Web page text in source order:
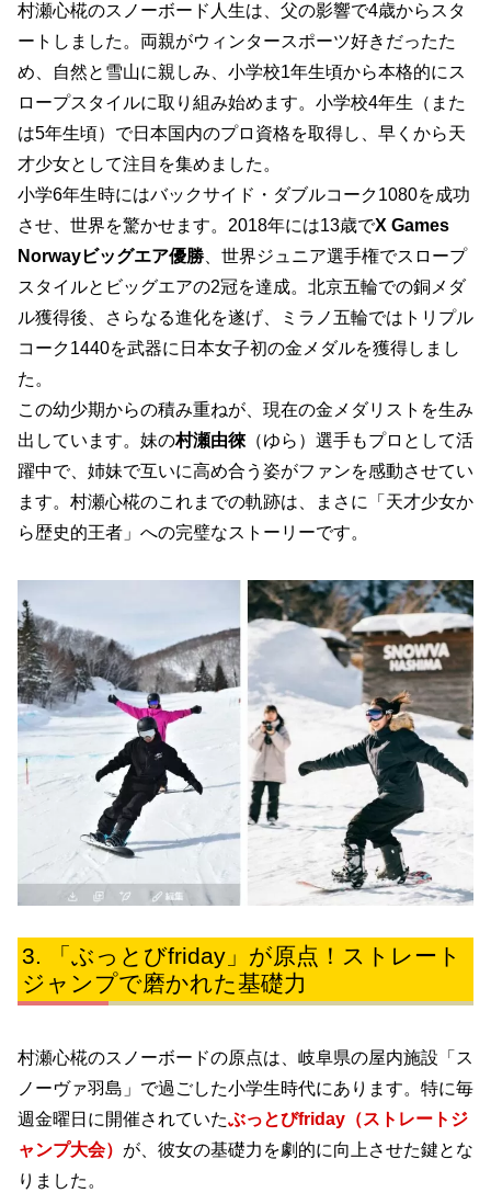
村瀬心椛のスノーボード人生は、父の影響で4歳からスタ
ートしました。両親がウィンタースポーツ好きだったた
め、自然と雪山に親しみ、小学校1年生頃から本格的にス
ロープスタイルに取り組み始めます。小学校4年生（また
は5年生頃）で日本国内のプロ資格を取得し、早くから天
才少女として注目を集めました。
小学6年生時にはバックサイド・ダブルコーク1080を成功
させ、世界を驚かせます。2018年には13歳でX Games
Norwayビッグエア優勝、世界ジュニア選手権でスロープ
スタイルとビッグエアの2冠を達成。北京五輪での銅メダ
ル獲得後、さらなる進化を遂げ、ミラノ五輪ではトリプル
コーク1440を武器に日本女子初の金メダルを獲得しまし
た。
この幼少期からの積み重ねが、現在の金メダリストを生み
出しています。妹の村瀬由徠（ゆら）選手もプロとして活
躍中で、姉妹で互いに高め合う姿がファンを感動させてい
ます。村瀬心椛のこれまでの軌跡は、まさに「天才少女か
ら歴史的王者」への完璧なストーリーです。
「ぶっとびfriday」が原点！ストレート
ジャンプで磨かれた基礎力
村瀬心椛のスノーボードの原点は、岐阜県の屋内施設「ス
ノーヴァ羽島」で過ごした小学生時代にあります。特に毎
週金曜日に開催されていたぶっとびfriday（ストレートジ
ャンプ大会） が、彼女の基礎力を劇的に向上させた鍵とな
りました。